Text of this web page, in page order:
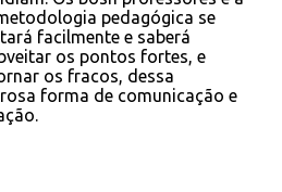
pedagógica se
facilmente e saberá
os pontos fortes, e
os fracos, dessa
forma de comunicação e